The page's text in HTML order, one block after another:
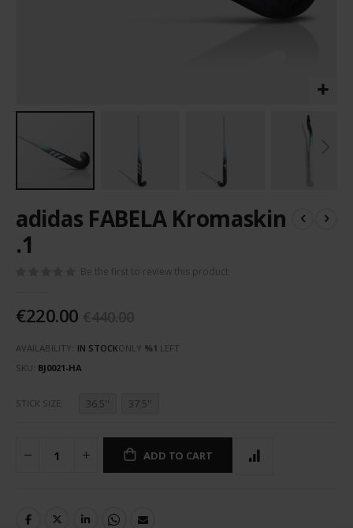
to
the
beginning
gallery
adidas FABELA Kromaskin
.1
Be the first to review this product
€220.00
AVAILABILITY: IN STOCKONLY %1 LEFT
SKU BJ0021-HA
STICK SIZE 36.5'' 37.5''
ADD TO CART